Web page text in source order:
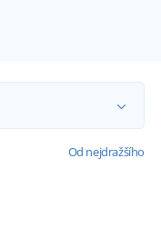
Od nejdražšího